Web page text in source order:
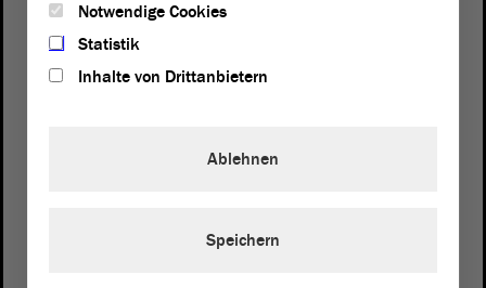
Notwendige Cookies
Statistik
Inhalte von Drittanbietern
Ablehnen
Speichern